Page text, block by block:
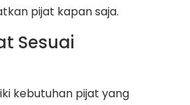
pijat kapan saja.
Sesuai
kebutuhan pijat yang